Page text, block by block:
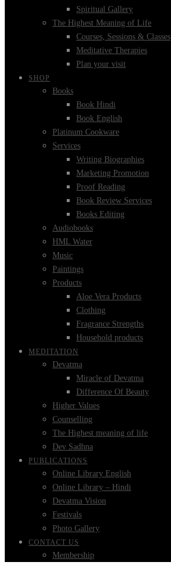
Spiritual Gallery
The Highest Meaning of Life
Courses, Sessions & Classes
Meditative Therapies
Plan your visit
SHOP
Books
Book Hindi
Book English
Platinum Cookware
Services
Writing Biographies
Marketing Promotion
Proof Reading
Book Review Services
Books Editing
Audiobooks
HML Water
Music
Paintings
Products
Aloe Vera Products
Clothing
Fragrance Strengths
Household products
MEDITATION
Devatma
Miracle of Devatma
Difference Of Beauty
Higher Values
Counselling
The Highest meaning of life
Dev Sadhna
PUBLICATIONS
Online Library English
Online Library – Hindi
Devatma Vision
Festivals
Photo Gallery
CONTACT US
Membership